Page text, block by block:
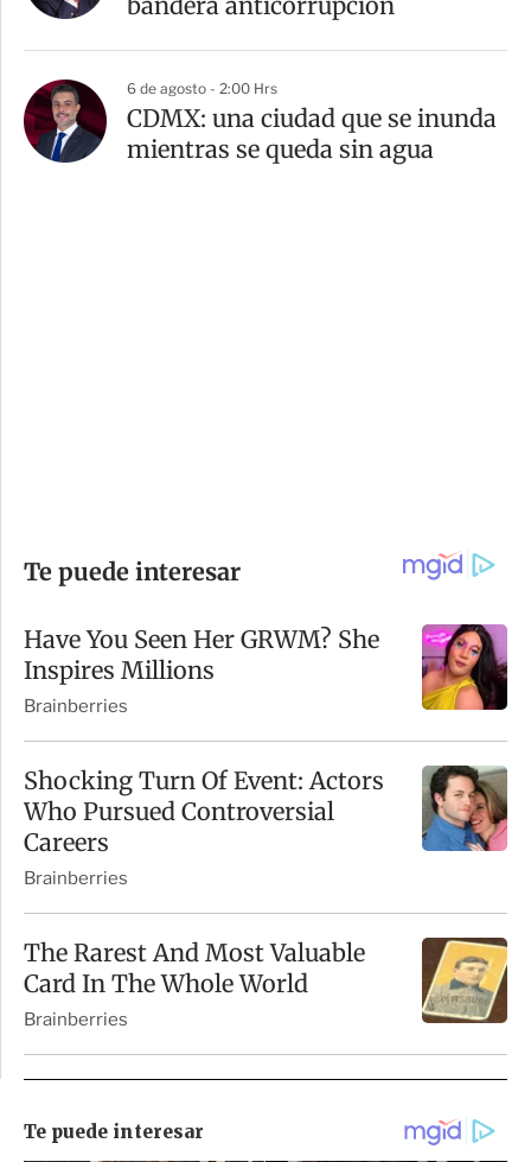
6 de agosto - 2:00 Hrs
CDMX: una ciudad que se inunda
mientras se queda sin agua